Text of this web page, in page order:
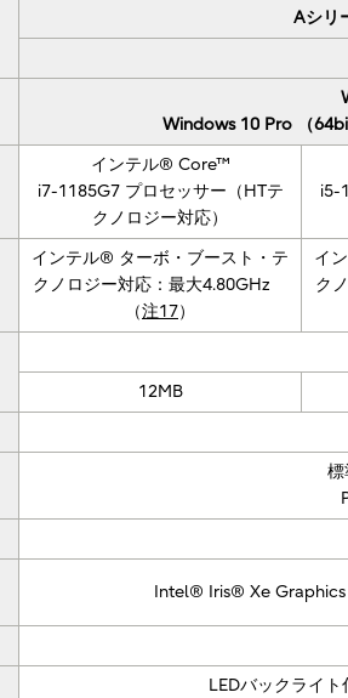
Aシリ
Windows 10 Pro （
インテル® Core™
i7-1185G7 プロセッサー（HTテ
クノロジー対応）
i5-
インテル® ターボ・ブースト・テ
クノロジー対応：最大4.80GHz
（注17）
イ
ク
12MB
Intel® Iris® Xe Graphics
LEDバックライト